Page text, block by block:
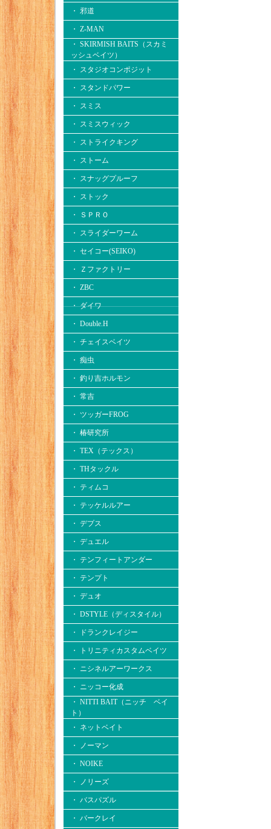
・ 邪道
・ Z-MAN
・ SKIRMISH BAITS（スカミ
ッシュベイツ）
・ スタジオコンポジット
・ スタンドパワー
・ スミス
・ スミスウィック
・ ストライクキング
・ ストーム
・ スナッグプルーフ
・ ストック
・ ＳＰＲＯ
・ スライダーワーム
・ セイコー(SEIKO)
・ Ｚファクトリー
・ ZBC
・ ダイワ
・ Double.H
・ チェイスベイツ
・ 痴虫
・ 釣り吉ホルモン
・ 常吉
・ ツッガーFROG
・ 椿研究所
・ TEX（テックス）
・ THタックル
・ ティムコ
・ テッケルルアー
・ デプス
・ デュエル
・ テンフィートアンダー
・ テンプト
・ デュオ
・ DSTYLE（ディスタイル）
・ ドランクレイジー
・ トリニティカスタムベイツ
・ ニシネルアーワークス
・ ニッコー化成
・ NITTI BAIT（ニッチ ベイ
ト）
・ ネットベイト
・ ノーマン
・ NOIKE
・ ノリーズ
・ バスパズル
・ バークレイ